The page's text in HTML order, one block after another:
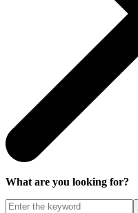
What are you looking for?